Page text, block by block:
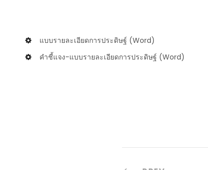
แบบรายละเอียดการประดิษฐ์ (Word)
คำชี้แจง-แบบรายละเอียดการประดิษฐ์ (Word)